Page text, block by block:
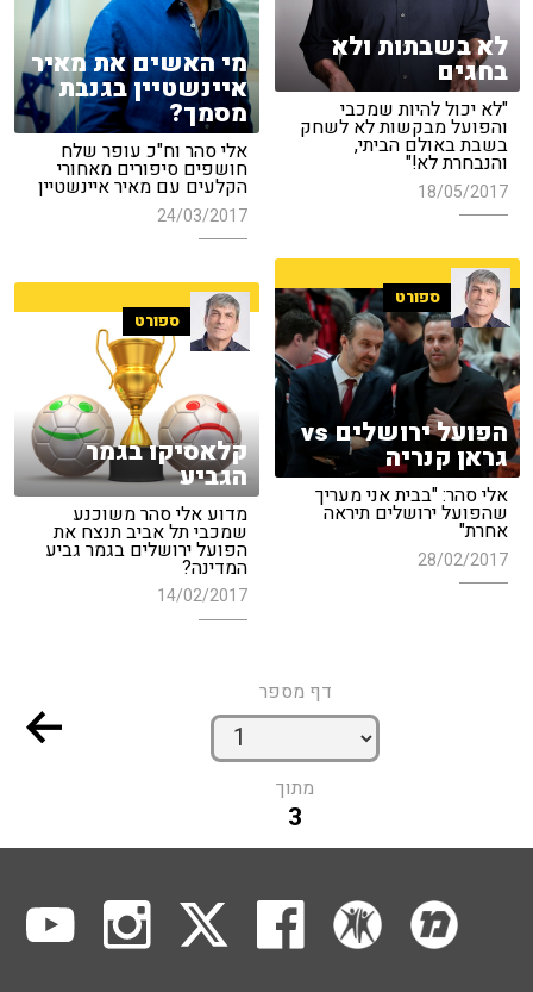
לא בשבתות ולא
בחגים
"לא יכול להיות שמכבי
והפועל מבקשות לא לשחק
בשבת באולם הביתי,
והנבחרת לא!"
18/05/2017
מי האשים את מאיר
איינשטיין בגנבת
מסמך?
אלי סהר וח"כ עופר שלח
חושפים סיפורים מאחורי
הקלעים עם מאיר איינשטיין
24/03/2017
ספורט
הפועל ירושלים vs
גראן קנריה
אלי סהר: "בבית אני מעריך
שהפועל ירושלים תיראה
אחרת"
28/02/2017
ספורט
קלאסיקו בגמר
הגביע
מדוע אלי סהר משוכנע
שמכבי תל אביב תנצח את
הפועל ירושלים בגמר גביע
המדינה?
14/02/2017
דף מספר
מתוך
3